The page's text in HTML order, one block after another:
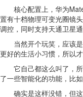
核心配置上，华为
置有十档物理可变光圈镜
调控，同时支持天通卫星
当然开个玩笑，应该是
更好的生活小习惯，所以才
它自己都这么叫了，所
了一些智能化的功能，比
确实是这样没错，但这